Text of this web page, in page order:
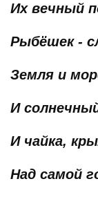
Их вечный
Рыбёшек -
Земля и
И
И чайка,
Над самой